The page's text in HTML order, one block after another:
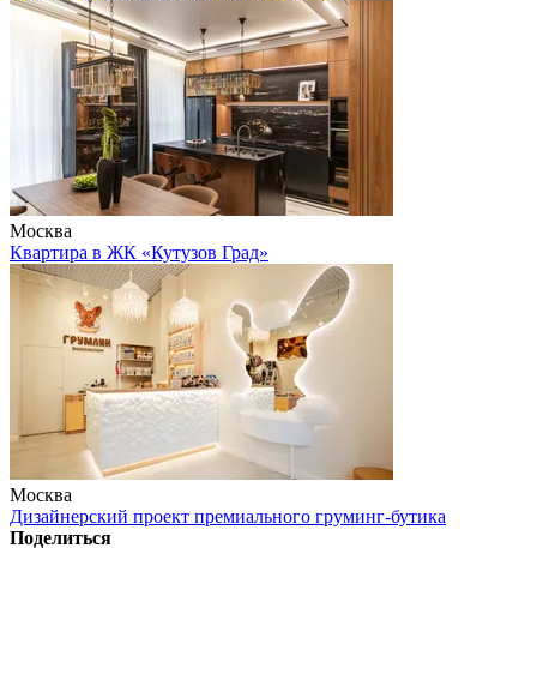
Москва
Квартира в ЖК «Кутузов Град»
Москва
Дизайнерский проект премиального груминг-бутика
Поделиться